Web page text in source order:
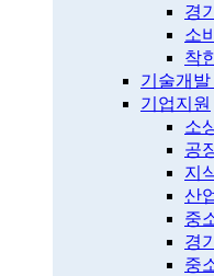
경
소
착
기술개발
기업지원
소
공
지
산
중
경
중